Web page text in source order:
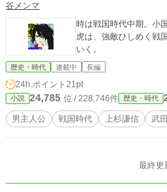
谷メンマ
時は戦国時代中期。小
虎は、強敵ひしめく戦
いく。
歴史・時代 連載中 長編
24h.ポイント 21pt
小説 24,785 位 / 228,746件 歴史・時代
男主人公 戦国時代 上杉謙信 武
最終更